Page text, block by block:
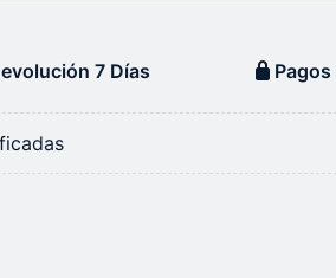
7 Días